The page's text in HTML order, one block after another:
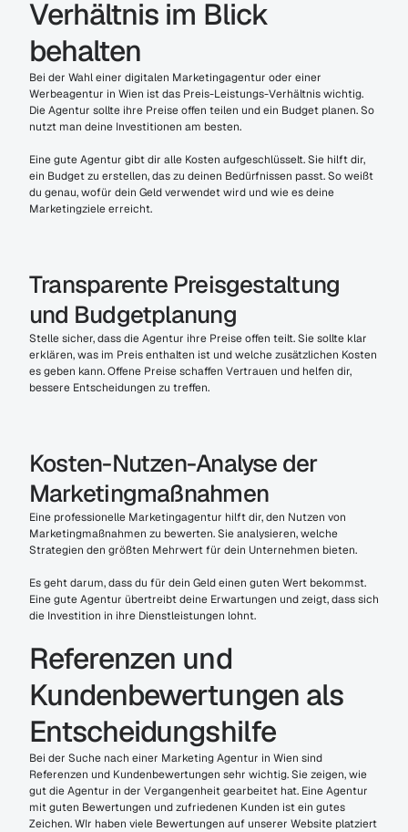
Verhältnis im Blick
behalten
Bei der Wahl einer digitalen Marketingagentur oder einer
Werbeagentur in Wien ist das Preis-Leistungs-Verhältnis wichtig.
Die Agentur sollte ihre Preise offen teilen und ein Budget planen. So
nutzt man deine Investitionen am besten.
Eine gute Agentur gibt dir alle Kosten aufgeschlüsselt. Sie hilft dir,
ein Budget zu erstellen, das zu deinen Bedürfnissen passt. So weißt
du genau, wofür dein Geld verwendet wird und wie es deine
Marketingziele erreicht.
Transparente Preisgestaltung
und Budgetplanung
Stelle sicher, dass die Agentur ihre Preise offen teilt. Sie sollte klar
erklären, was im Preis enthalten ist und welche zusätzlichen Kosten
es geben kann. Offene Preise schaffen Vertrauen und helfen dir,
bessere Entscheidungen zu treffen.
Kosten-Nutzen-Analyse der
Marketingmaßnahmen
Eine professionelle Marketingagentur hilft dir, den Nutzen von
Marketingmaßnahmen zu bewerten. Sie analysieren, welche
Strategien den größten Mehrwert für dein Unternehmen bieten.
Es geht darum, dass du für dein Geld einen guten Wert bekommst.
Eine gute Agentur übertreibt deine Erwartungen und zeigt, dass sich
die Investition in ihre Dienstleistungen lohnt.
Referenzen und
Kundenbewertungen als
Entscheidungshilfe
Bei der Suche nach einer Marketing Agentur in Wien sind
Referenzen und Kundenbewertungen sehr wichtig. Sie zeigen, wie
gut die Agentur in der Vergangenheit gearbeitet hat. Eine Agentur
mit guten Bewertungen und zufriedenen Kunden ist ein gutes
Zeichen. WIr haben viele Bewertungen auf unserer Website platziert